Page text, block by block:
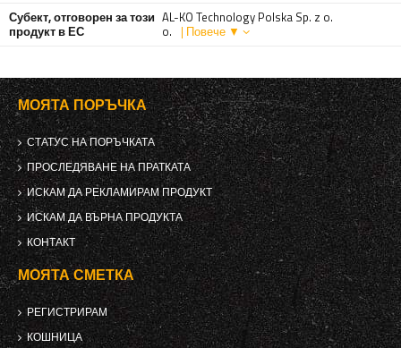
Субект, отговорен за този
продукт в ЕС
AL-KO Technology Polska Sp. z o.
o. | Повече ▼
МОЯТА ПОРЪЧКА
СТАТУС НА ПОРЪЧКАТА
ПРОСЛЕДЯВАНЕ НА ПРАТКАТА
ИСКАМ ДА РЕКЛАМИРАМ ПРОДУКТ
ИСКАМ ДА ВЪРНА ПРОДУКТА
КОНТАКТ
МОЯТА СМЕТКА
РЕГИСТРИРАМ
КОШНИЦА